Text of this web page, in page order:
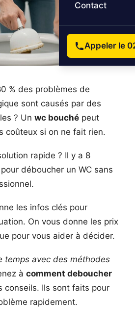
Contact
Appeler le
% des problèmes de
sont causés par des
? Un wc bouché peut
coûteux si on ne fait rien.
rapide ? Il y a 8
déboucher un WC sans
les infos clés pour
On vous donne les prix
pour vous aider à décider.
temps avec des méthodes
à comment deboucher
conseils. Ils sont faits pour
rapidement.